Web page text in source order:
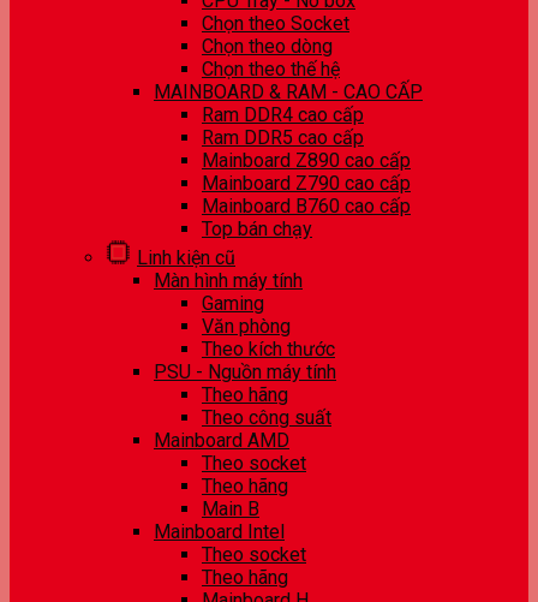
Chọn theo Socket
Chọn theo dòng
Chọn theo thế hệ
MAINBOARD & RAM - CAO CẤP
Ram DDR4 cao cấp
Ram DDR5 cao cấp
Mainboard Z890 cao cấp
Mainboard Z790 cao cấp
Mainboard B760 cao cấp
Top bán chạy
Linh kiện cũ
Màn hình máy tính
Gaming
Văn phòng
Theo kích thước
PSU - Nguồn máy tính
Theo hãng
Theo công suất
Mainboard AMD
Theo socket
Theo hãng
Main B
Mainboard Intel
Theo socket
Theo hãng